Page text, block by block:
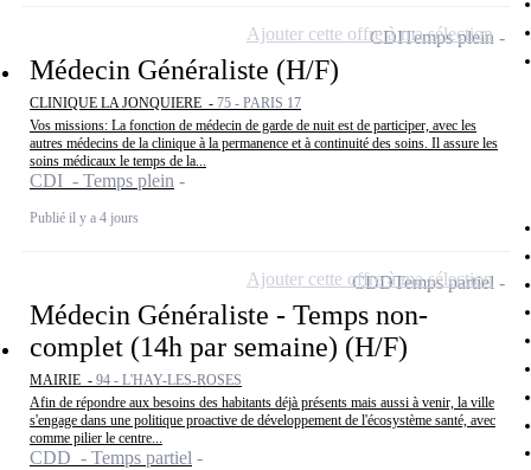
Médecin Généraliste (H/F)
CLINIQUE LA JONQUIERE - 75 - PARIS 17
Vos missions: La fonction de médecin de garde de nuit est de participer, avec les
autres médecins de la clinique à la permanence et à continuité des soins. Il assure les
soins médicaux le temps de la...
CDI - Temps plein
Publié il y a 4 jours
CDITemps plein
Ajouter cette offre à ma sélection
Médecin Généraliste - Temps non-
complet (14h par semaine) (H/F)
MAIRIE - 94 - L'HAY-LES-ROSES
Afin de répondre aux besoins des habitants déjà présents mais aussi à venir, la ville
s'engage dans une politique proactive de développement de l'écosystème santé, avec
comme pilier le centre...
CDD - Temps partiel
CDDTemps partiel
Ajouter cette offre à ma sélection